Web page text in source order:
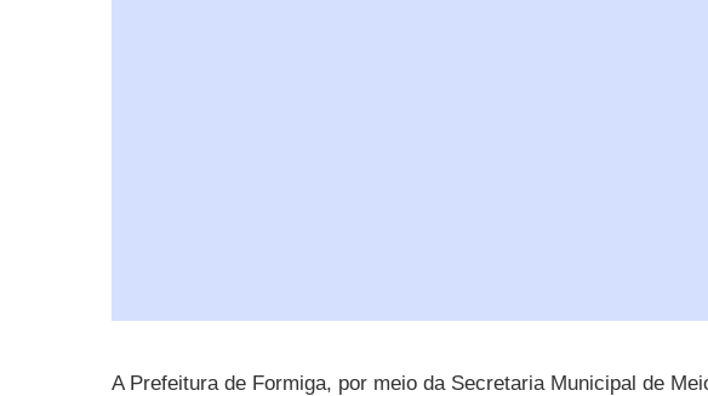
A Prefeitura de Formiga, por meio da Secretaria Municipal de